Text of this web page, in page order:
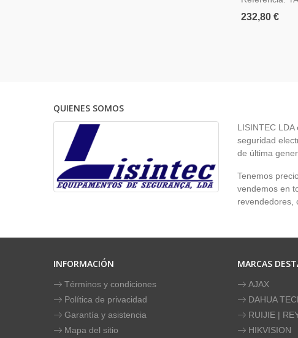
232,80 €
QUIENES SOMOS
LISINTEC
seguridad
de última
Tenemos
vendemos en
revendedores,
INFORMACIÓN
Términos y condiciones
Política de privacidad
Garantía y asistencia
Mapa del sitio
MARCAS
AJAX
DAHUA
RUIJIE |
HIKVISION